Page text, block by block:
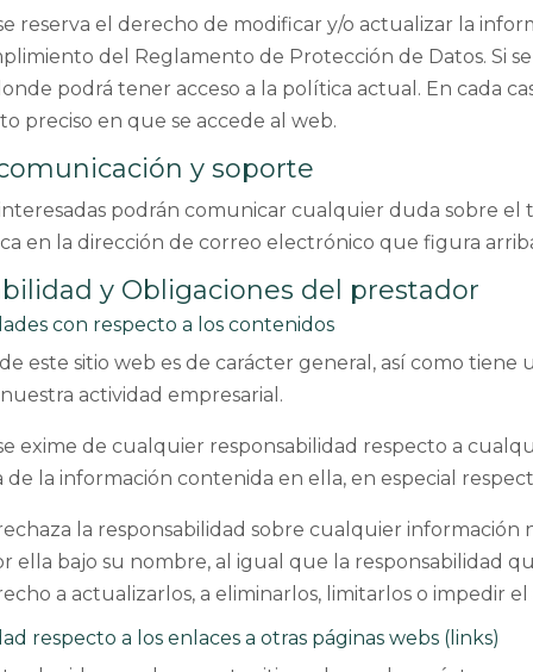
reserva el derecho de modificar y/o actualizar la
del Reglamento de Protección de Datos. Si
podrá tener acceso a la política actual. En cada
preciso en que se accede al web.
y soporte
interesadas podrán comunicar cualquier duda sobre
en la dirección de correo electrónico que figura
y Obligaciones del prestador
con respecto a los contenidos
este sitio web es de carácter general, así como
actividad empresarial.
exime de cualquier responsabilidad respecto a
de la información contenida en ella, en especial
la responsabilidad sobre cualquier
ella bajo su nombre, al igual que la responsabilidad
a actualizarlos, a eliminarlos, limitarlos o impedir
respecto a los enlaces a otras páginas webs (links)